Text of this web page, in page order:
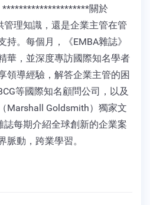
*********************關於
管理知識，還是企業主管在管
。每個月，《EMBA雜誌》
華，並深度專訪國際知名學者
領導經驗，解答企業主管的困
等國際知名顧問公司，以及
Marshall Goldsmith）獨家文
誌每期介紹全球創新的企業案
脈動，跨業學習。